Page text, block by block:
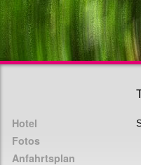
Hotel
Fotos
Anfahrtsplan